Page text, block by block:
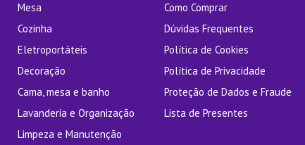
Mesa
Cozinha
Eletroportáteis
Decoração
Cama, mesa e banho
Lavanderia e Organização
Limpeza e Manutenção
Como Comprar
Dúvidas Frequentes
Política de Cookies
Política de Privacidade
Proteção de Dados e Fraude
Lista de Presentes